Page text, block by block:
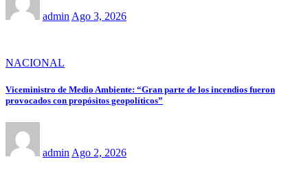
admin Ago 3, 2026
NACIONAL
Viceministro de Medio Ambiente: “Gran parte de los incendios fueron
provocados con propósitos geopolíticos”
admin Ago 2, 2026